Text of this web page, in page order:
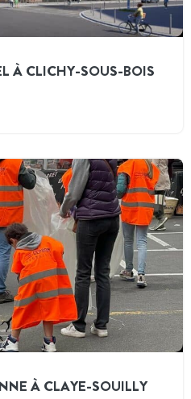
À CLICHY-SOUS-BOIS
À CLAYE-SOUILLY